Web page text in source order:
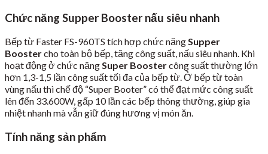
Chức năng Supper Booster nấu siêu nhanh
Bếp từ Faster FS-960TS tích hợp chức năngSupper
Boostercho toàn bộ bếp, tăng công suất, nấu siêu nhanh. Khi
hoạt động ở chức năngSuper Boostercông suất thường lớn
hơn 1,3-1,5 lần công suất tối đa của bếp từ. Ở bếp từ toàn
vùng nấu thì chế độ “Super Booter” có thể đạt mức công suất
lên đến 33.600W, gấp 10 lần các bếp thông thường, giúp gia
nhiệt nhanh mà vẫn giữ đúng hương vị món ăn.
Tính năng sản phẩm